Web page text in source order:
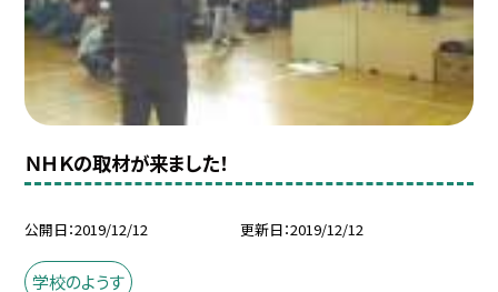
ＮＨＫの取材が来ました！
公開日 2019/12/12 更新日 2019/12/12
学校のようす